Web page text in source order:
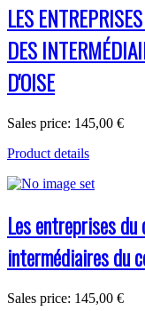
LES
DES
D'OISE
Sales price: 145,00 €
Product details
Les entreprises
intermédiaires du
Sales price: 145,00 €